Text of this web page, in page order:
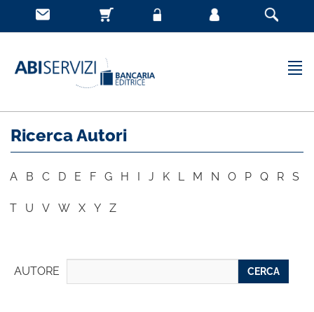
Ricerca Autori
A B C D E F G H I J K L M N O P Q R S
T U V W X Y Z
AUTORE CERCA